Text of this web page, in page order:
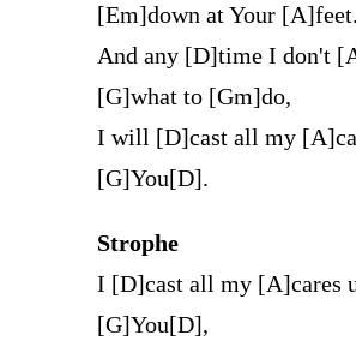
[Em]down at Your [A]feet.
And any [D]time I don't
[G]what to [Gm]do,
I will [D]cast all my
[G]You[D].
Strophe
I [D]cast all my [A]cares
[G]You[D],